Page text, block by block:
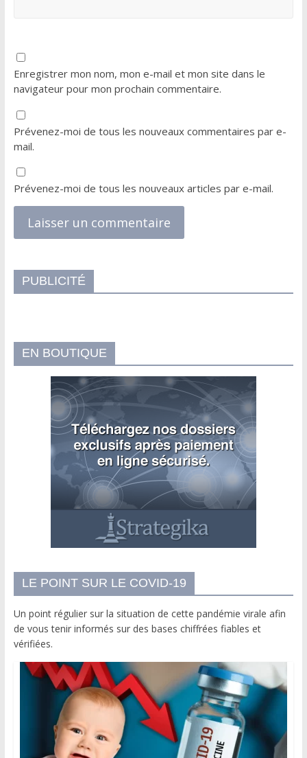
Enregistrer mon nom, mon e-mail et mon site dans le
navigateur pour mon prochain commentaire.
Prévenez-moi de tous les nouveaux commentaires par e-
mail.
Prévenez-moi de tous les nouveaux articles par e-mail.
PUBLICITÉ
EN BOUTIQUE
LE POINT SUR LE COVID-19
Un point régulier sur la situation de cette pandémie virale afin
de vous tenir informés sur des bases chiffrées fiables et
vérifiées.